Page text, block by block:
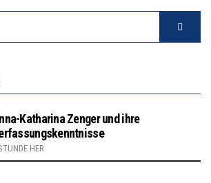
Katharina Zenger und ihre
HER